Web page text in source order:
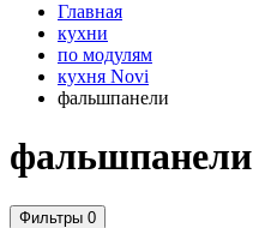
Главная
кухни
по модулям
кухня Novi
фальшпанели
фальшпанели
Фильтры 0